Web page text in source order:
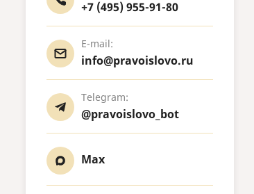
+7 (495) 955-91-80
E-mail:
info@pravoislovo.ru
Telegram:
@pravoislovo_bot
Max